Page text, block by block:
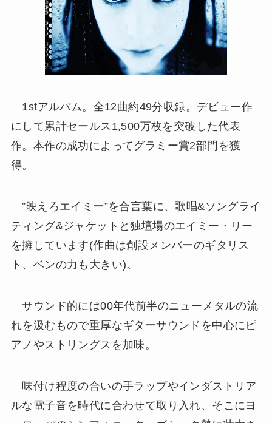
1stアルバム。全12曲約49分収録。デビュー作
にして累計セールス1,500万枚を突破した代表
作。本作の成功によってグラミー賞2部門を獲
得。
”映えろエイミー”を合言葉に、歌唱&ソングライ
ティング&ジャケットと独壇場のエイミー・リー
を擁しています(作曲は創設メンバーのギタリス
ト、ベンの力も大きい)。
サウンド的には00年代前半のニューメタルの流
れを汲むもので重厚なギターサウンドを中心にピ
アノやストリングスを加味。
味付け程度の合いの手ラップやインダストリア
ルな電子音を時代に合わせて取り入れ、そこにヨ